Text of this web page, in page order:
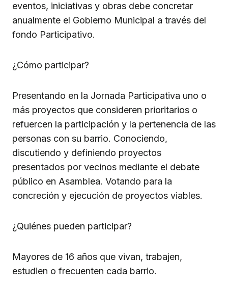
eventos, iniciativas y obras debe concretar
anualmente el Gobierno Municipal a través del
fondo Participativo.
¿Cómo participar?
Presentando en la Jornada Participativa uno o
más proyectos que consideren prioritarios o
refuercen la participación y la pertenencia de las
personas con su barrio. Conociendo,
discutiendo y definiendo proyectos
presentados por vecinos mediante el debate
público en Asamblea. Votando para la
concreción y ejecución de proyectos viables.
¿Quiénes pueden participar?
Mayores de 16 años que vivan, trabajen,
estudien o frecuenten cada barrio.